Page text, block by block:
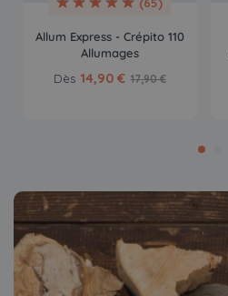
Allum Express - Crépito 110
Allumages
Dès 14,90 € 17,90 €